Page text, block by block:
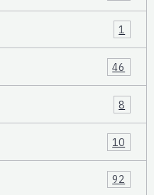
1
46
8
10
92